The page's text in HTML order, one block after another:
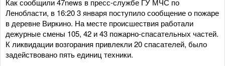
Как сообщили 47news в пресс-службе ГУ МЧС по
Ленобласти, в 16:20 3 января поступило сообщение о пожаре
в деревне Виркино. На месте происшествия работали
дежурные смены 105, 42 и 43 пожарно-спасательных частей.
К ликвидации возгорания привлекли 20 спасателей, было
задействовано пять единиц техники.